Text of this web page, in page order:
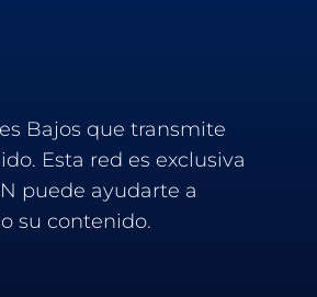
Bajos que transmite
Esta red es exclusiva
puede ayudarte a
su contenido.